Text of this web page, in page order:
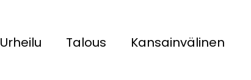
Urheilu Talous Kansainvälinen